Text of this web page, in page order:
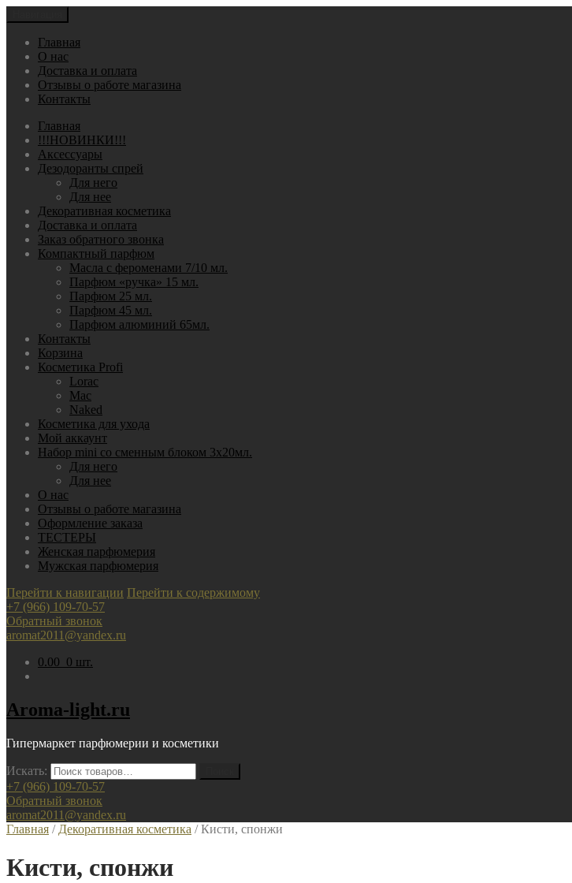
Главная
О нас
Доставка и оплата
Отзывы о работе магазина
Контакты
Главная
!!!НОВИНКИ!!!
Аксессуары
Дезодоранты спрей
Для него
Для нее
Декоративная косметика
Доставка и оплата
Заказ обратного звонка
Компактный парфюм
Масла с фероменами 7/10 мл.
Парфюм «ручка» 15 мл.
Парфюм 25 мл.
Парфюм 45 мл.
Парфюм алюминий 65мл.
Контакты
Корзина
Косметика Profi
Lorac
Mac
Nаked
Косметика для ухода
Мой аккаунт
Набор mini со сменным блоком 3х20мл.
Для него
Для нее
О нас
Отзывы о работе магазина
Оформление заказа
ТЕСТЕРЫ
Женская парфюмерия
Мужская парфюмерия
Перейти к навигации Перейти к содержимому
+7 (966) 109-70-57
Обратный звонок
aromat2011@yandex.ru
0.00 0 шт.
Aroma-light.ru
Гипермаркет парфюмерии и косметики
Искать:
+7 (966) 109-70-57
Обратный звонок
aromat2011@yandex.ru
Главная / Декоративная косметика / Кисти, спонжи
Кисти, спонжи